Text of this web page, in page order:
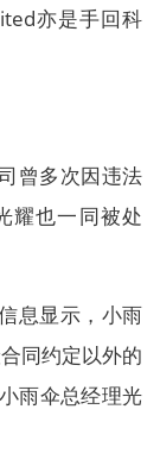
亦是手回科
曾多次因违法
耀也一同被处
息显示，小雨
同约定以外的
雨伞总经理光